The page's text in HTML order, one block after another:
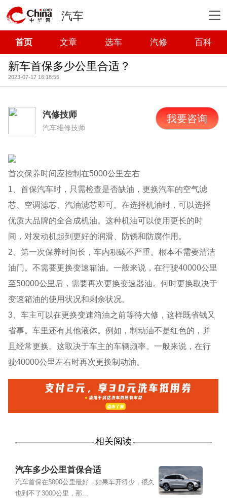
汽车
首页 文章 选车 汽修 百科
新车首保多少公里合适？
2023-07-17 16:18:55
汽修技师
汽车维修技师
我要咨询
首次保养时间应控制在5000公里左右
1、首保汽车时，只需检查是否缺油，更换汽车的空气滤
芯、空调滤芯、汽油滤芯即可。在选择机油时，可以选择
优质大品牌的全合成机油。这种机油可以使用更长的时
间，对发动机起到更好的润滑、防锈和防腐作用。
2、第一次保养时间长，车内积碳不严重。根本不需要清洁
油门。不需要更换变速箱油。一般来说，在行驶40000公里
至50000公里后，需要再次更换变速器油。何时更换取决于
变速箱油的使用状况和剩余状况。
3、车主可以在更换变速箱油之前等待大修，这样既省钱又
省事。车里还有其他液体。例如，制动油不是红色的，并
且经常更换。这取决于车主的车辆频率。一般来说，在行
驶40000公里左右时再次更换制动油。
相关阅读
汽车多少公里首保合适
汽车首保在3000公里最好，如果车开得少，很久
也到不了3000公里，那...